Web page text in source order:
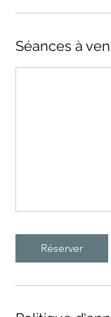
Séances à
Réserver